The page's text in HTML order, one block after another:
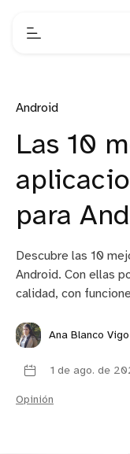
Android
Las 10
para
Descubre las 10
Android. Con ellas
calidad, con
Ana Blanco Vigo
1 de ago. de
Opinión